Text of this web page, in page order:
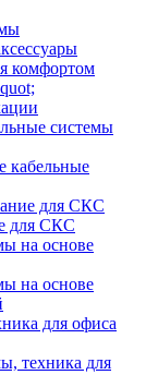
комфортом
системы
кабельные
для СКС
для СКС
на основе
на основе
для офиса
техника для